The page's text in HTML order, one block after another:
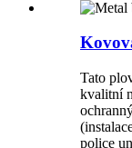
Tato
kvalitní
police